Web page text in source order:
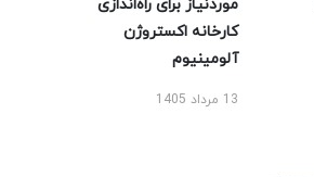
موردنیاز برای راه‌اندازی
کارخانه اکستروژن
آلومینیوم
13 مرداد 1405